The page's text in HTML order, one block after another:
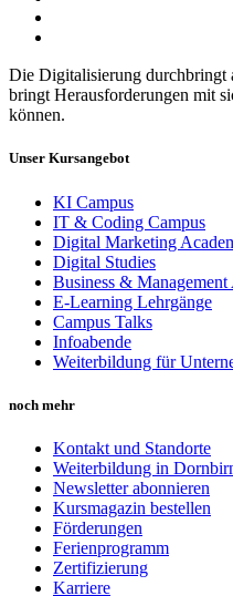
Die Digitalisierung durchbringt
bringt Herausforderungen mit
können.
Unser Kursangebot
KI Campus
IT & Coding Campus
Digital Marketing
Digital Studies
Business & Management
E-Learning Lehrgänge
Campus Talks
Infoabende
Weiterbildung für
noch mehr
Kontakt und Standorte
Weiterbildung in
Newsletter abonnieren
Kursmagazin bestellen
Förderungen
Ferienprogramm
Zertifizierung
Karriere